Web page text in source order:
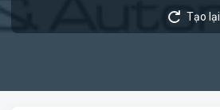
Tạo lại